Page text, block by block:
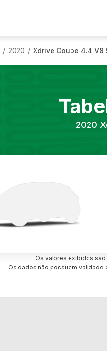
/ 2020 / Xdrive Coupe 4.4 V8
2020
Os valores exibidos
Os dados não possuem validade